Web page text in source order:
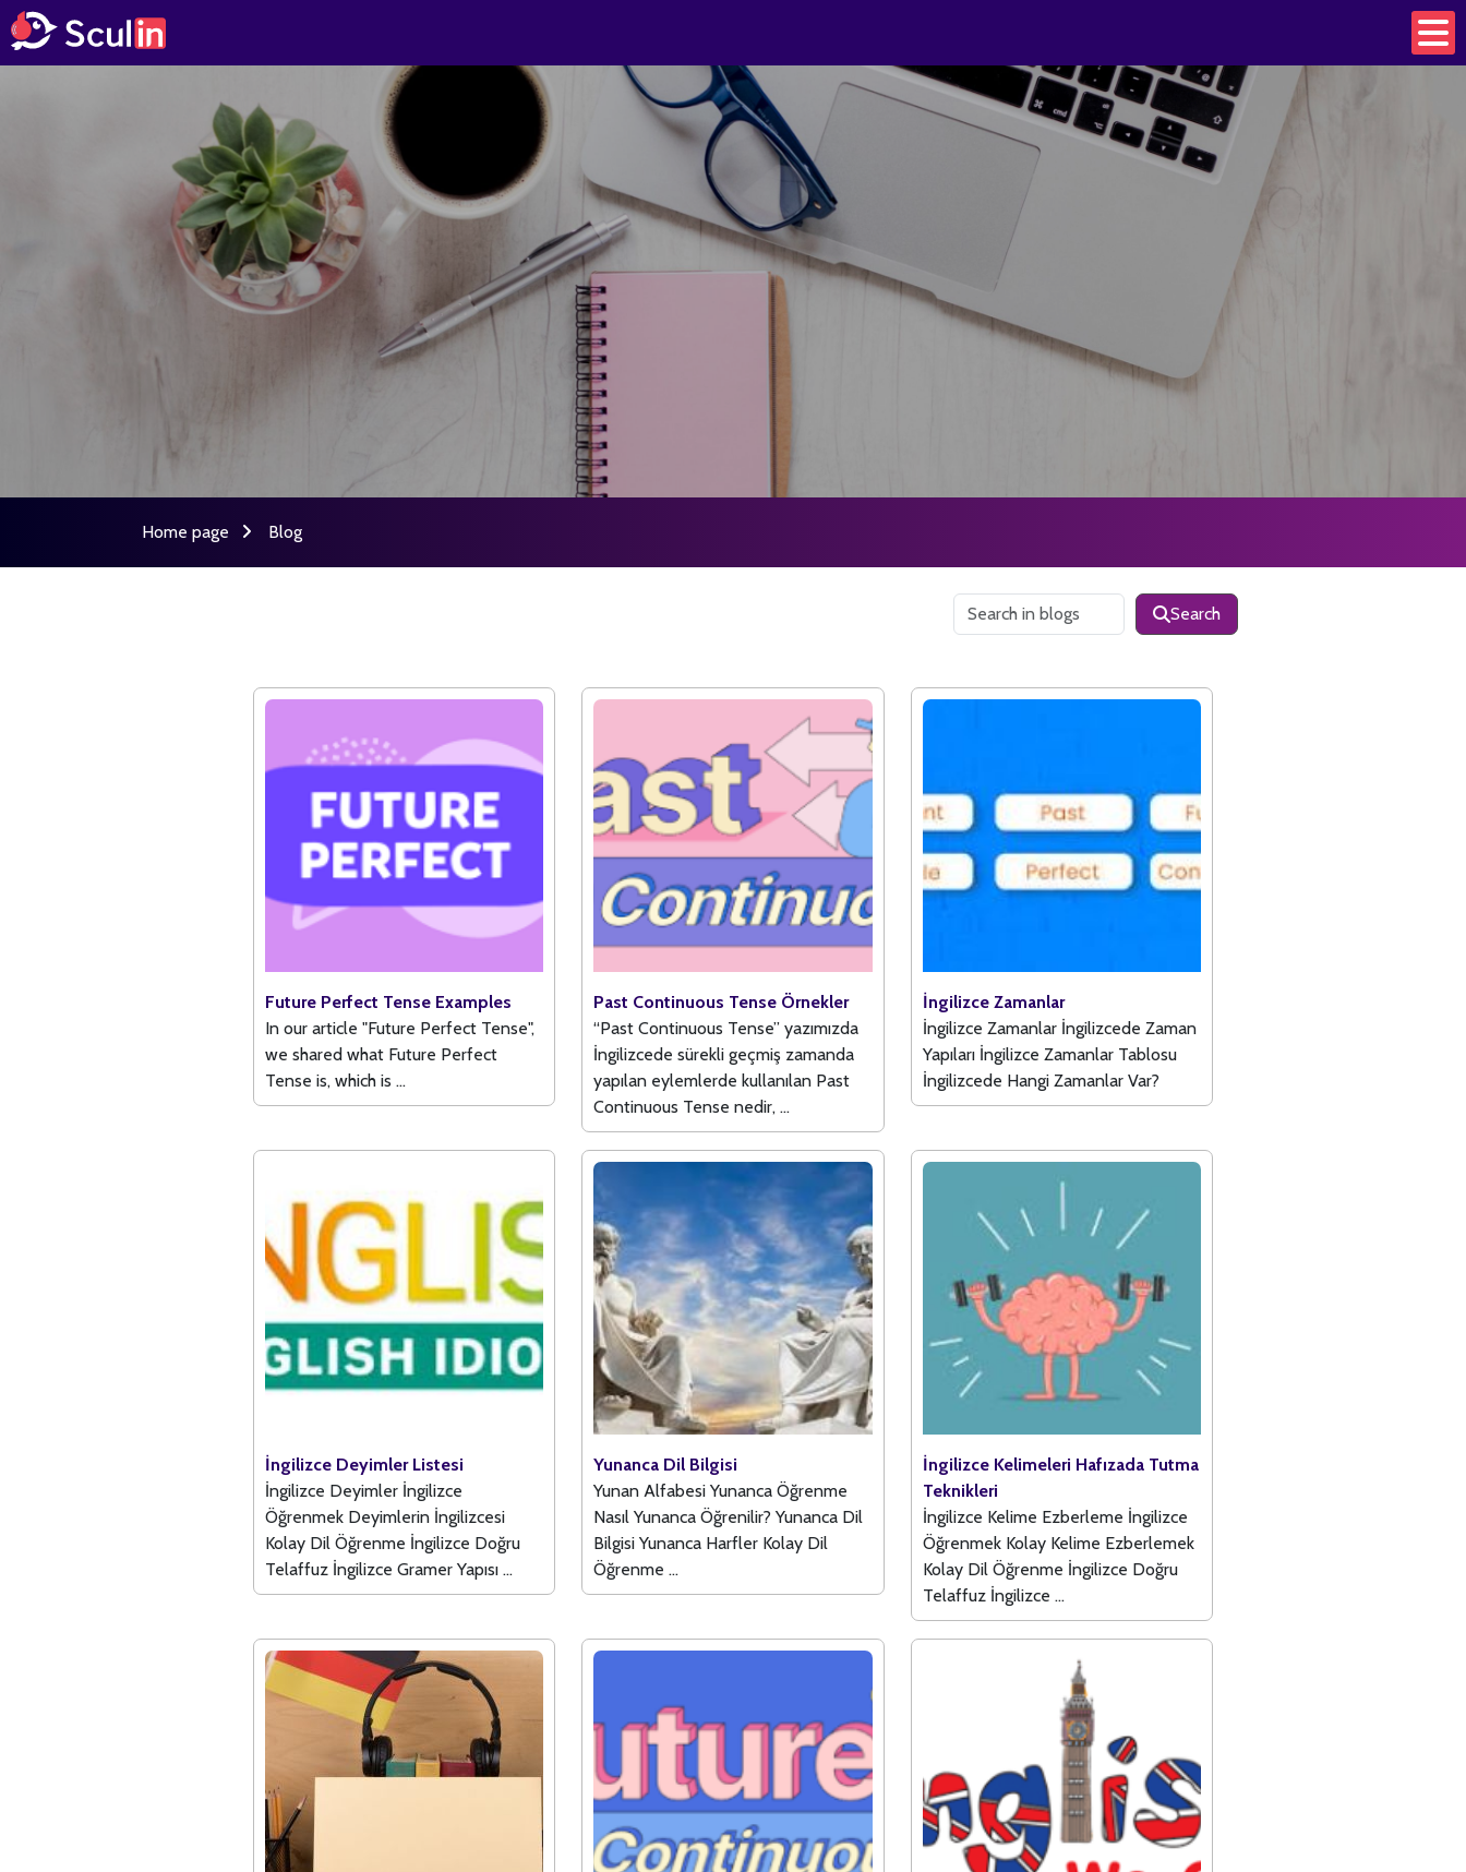
Home page Blog
Search
Future Perfect Tense Examples
In our article "Future Perfect Tense",
we shared what Future Perfect
Tense is, which is ...
Past Continuous Tense Örnekler
“Past Continuous Tense” yazımızda
İngilizcede sürekli geçmiş zamanda
yapılan eylemlerde kullanılan Past
Continuous Tense nedir, ...
İngilizce Zamanlar
İngilizce Zamanlar İngilizcede Zaman
Yapıları İngilizce Zamanlar Tablosu
İngilizcede Hangi Zamanlar Var?
İngilizce Deyimler Listesi
İngilizce Deyimler İngilizce
Öğrenmek Deyimlerin İngilizcesi
Kolay Dil Öğrenme İngilizce Doğru
Telaffuz İngilizce Gramer Yapısı ...
Yunanca Dil Bilgisi
Yunan Alfabesi Yunanca Öğrenme
Nasıl Yunanca Öğrenilir? Yunanca Dil
Bilgisi Yunanca Harfler Kolay Dil
Öğrenme ...
İngilizce Kelimeleri Hafızada Tutma
Teknikleri
İngilizce Kelime Ezberleme İngilizce
Öğrenmek Kolay Kelime Ezberlemek
Kolay Dil Öğrenme İngilizce Doğru
Telaffuz İngilizce ...